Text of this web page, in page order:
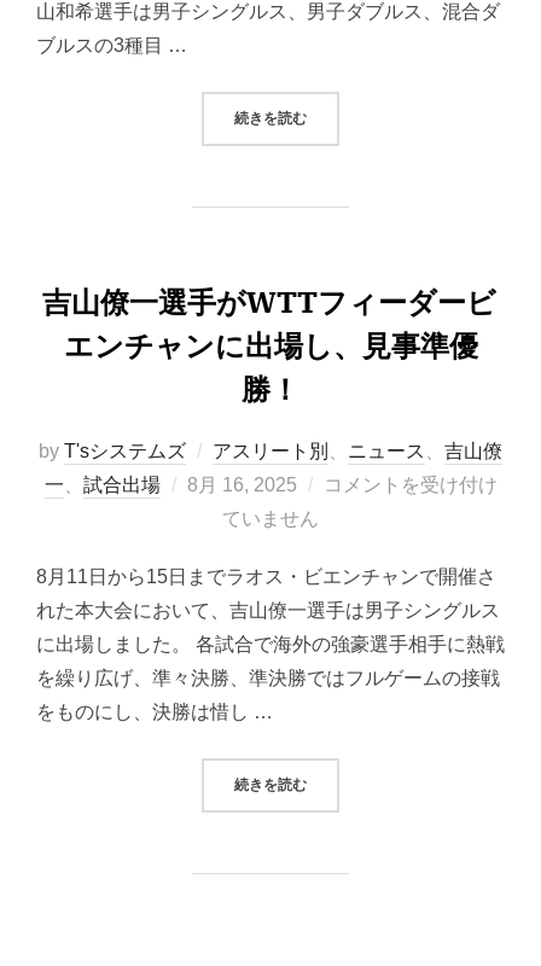
山和希選手は男子シングルス、男子ダブルス、混合ダ
ブルスの3種目 …
続きを読む“吉山和希選手がWTTフィーダー・
吉山僚一選手がWTTフィーダービ
エンチャンに出場し、見事準優
勝！
by T'sシステムズ アスリート別 、 ニュース 、 吉山僚
一、 試合出場
投
8月 16, 2025
コメントを受け付け
ていません
8月11日から15日までラオス・ビエンチャンで開催さ
れた本大会において、吉山僚一選手は男子シングルス
に出場しました。 各試合で海外の強豪選手相手に熱戦
を繰り広げ、準々決勝、準決勝ではフルゲームの接戦
をものにし、決勝は惜し …
続きを読む“吉山僚一選手がWTTフィーダービ